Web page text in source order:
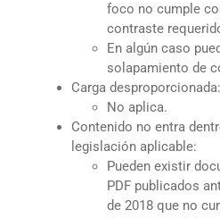
foco no cumple
contraste
En algún caso
solapamiento de
Carga desproporcionada:
No aplica.
Contenido no entra
legislación aplicable:
Pueden existir
PDF publicados
de 2018 que no